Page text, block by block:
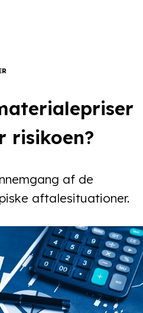
risikoen?
af de
aftalesituationer.